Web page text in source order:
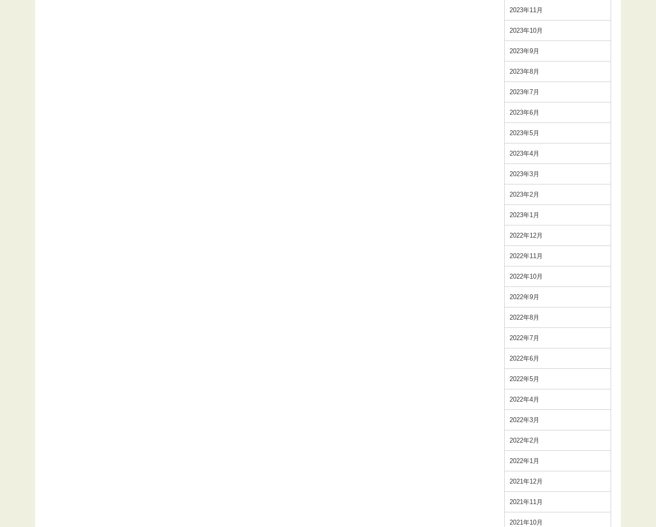
2023年11月
2023年10月
2023年9月
2023年8月
2023年7月
2023年6月
2023年5月
2023年4月
2023年3月
2023年2月
2023年1月
2022年12月
2022年11月
2022年10月
2022年9月
2022年8月
2022年7月
2022年6月
2022年5月
2022年4月
2022年3月
2022年2月
2022年1月
2021年12月
2021年11月
2021年10月